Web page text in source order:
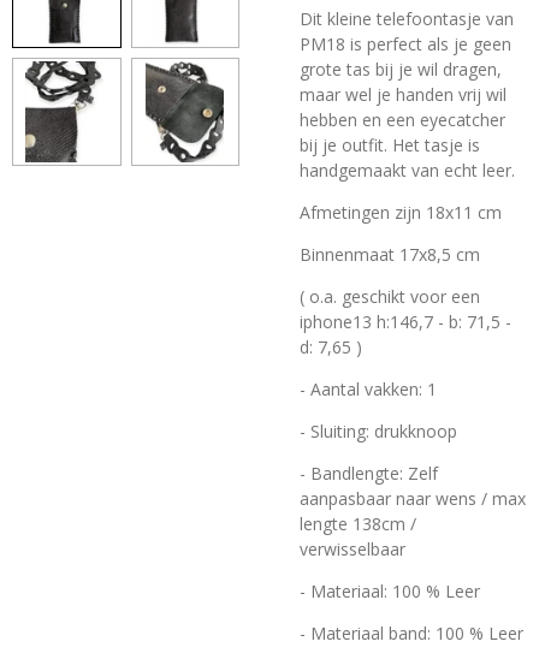
Dit kleine telefoontasje van
PM18 is perfect als je geen
grote tas bij je wil dragen,
maar wel je handen vrij wil
hebben en een eyecatcher
bij je outfit. Het tasje is
handgemaakt van echt leer.
Afmetingen zijn 18x11 cm
Binnenmaat 17x8,5 cm
( o.a. geschikt voor een
iphone13 h:146,7 - b: 71,5 -
d: 7,65 )
- Aantal vakken: 1
- Sluiting: drukknoop
- Bandlengte: Zelf
aanpasbaar naar wens / max
lengte 138cm /
verwisselbaar
- Materiaal: 100 % Leer
- Materiaal band: 100 % Leer